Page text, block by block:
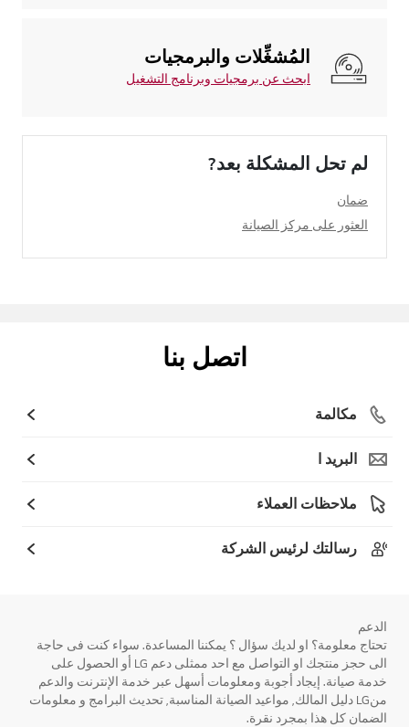
المُشغِّلات والبرمجيات
ابحث عن برمجيات وبرنامج التشغيل
لم تحل المشكلة بعد?
ضمان
العثور على مركز الصيانة
اتصل بنا
مكالمة
البريد ا
ملاحظات العملاء
رسالتك لرئيس الشركة
الدعم
تحتاج معلومة؟ او لديك سؤال ؟ يمكننا المساعدة. سواء كنت فى حاجة
الى حجز منتجك او التواصل مع احد ممثلى دعم LG أو الحصول على
خدمة صيانة. إيجاد أجوبة ومعلومات أسهل عبر خدمة الإنترنت والدعم
منLG دليل المالك, مواعيد الصيانة المناسبة, تحديث البرامج و معلومات
الضمان كل هذا بمجرد نقرة.